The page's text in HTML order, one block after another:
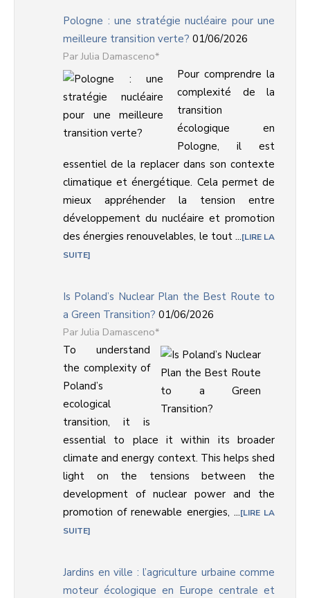
Pologne : une stratégie nucléaire pour une
meilleure transition verte? 01/06/2026
Julia Damasceno*
Pour comprendre la
complexité de la
transition
écologique en
Pologne, il est
essentiel de la replacer dans son contexte
climatique et énergétique. Cela permet de
mieux appréhender la tension entre
développement du nucléaire et promotion
des énergies renouvelables, le tout ... LIRE LA
SUITE
Is Poland’s Nuclear Plan the Best Route to
a Green Transition? 01/06/2026
Julia Damasceno*
To understand
the complexity of
Poland’s
ecological
transition, it is
essential to place it within its broader
climate and energy context. This helps shed
light on the tensions between the
development of nuclear power and the
promotion of renewable energies, ... LIRE LA
SUITE
Jardins en ville : l’agriculture urbaine comme
moteur écologique en Europe centrale et